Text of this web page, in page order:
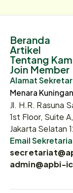
Beranda
Artikel
Tentang
Join Member
Alamat
Menara
Jl. H.R. Rasuna
1st Floor, Suite
Jakarta Selatan
Email
admin@apbi-